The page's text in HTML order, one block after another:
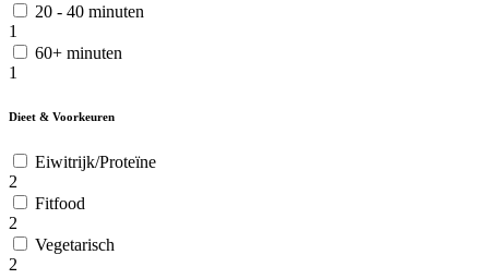
20 - 40 minuten
1
60+ minuten
1
Dieet & Voorkeuren
Eiwitrijk/Proteïne
2
Fitfood
2
Vegetarisch
2